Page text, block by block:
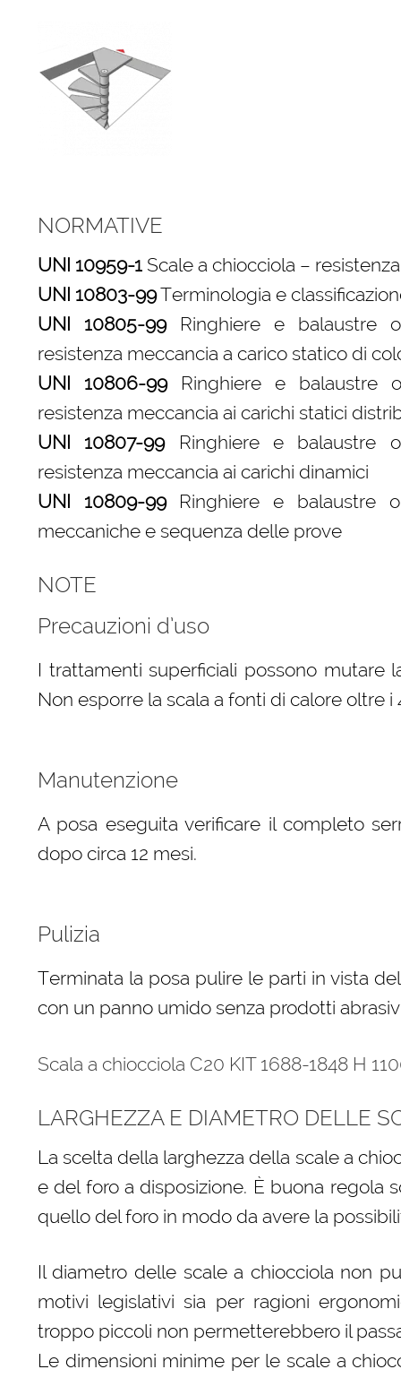
NORMATIVE
UNI 10959-1Scale a chiocciola –
UNI 10803-99Terminologia e
UNI 10805-99Ringhiere e balaustre o
resistenza meccancia a carico statico di
UNI 10806-99Ringhiere e balaustre o
resistenza meccancia ai carichi statici
UNI 10807-99Ringhiere e balaustre o
resistenza meccancia ai carichi dinamici
UNI 10809-99Ringhiere e balaustre o
meccaniche e sequenza delle prove
NOTE
Precauzioni d’uso
I trattamenti superficiali possono mutare
Non esporre la scala a fonti di calore oltre i
Manutenzione
A posa eseguita verificare il completo
dopo circa 12 mesi.
Pulizia
Terminata la posa pulire le parti in vista
con un panno umido senza prodotti
Scala a chiocciola C20 KIT 1688-1848 H
LARGHEZZA E DIAMETRO DELLE
La scelta della larghezza della scale a
e del foro a disposizione. È buona regola
quello del foro in modo da avere la
Il diametro delle scale a chiocciola non
motivi legislativi sia per ragioni
troppo piccoli non permetterebbero il
Le dimensioni minime per le scale a